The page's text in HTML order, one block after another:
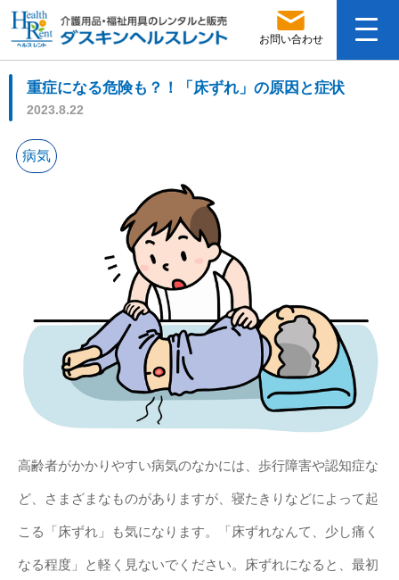
お問い合わせ
重症になる危険も？！「床ずれ」の原因と症状
2023.8.22
病気
高齢者がかかりやすい病気のなかには、歩行障害や認知症な
ど、さまざまなものがありますが、寝たきりなどによって起
こる「床ずれ」も気になります。「床ずれなんて、少し痛く
なる程度」と軽く見ないでください。床ずれになると、最初